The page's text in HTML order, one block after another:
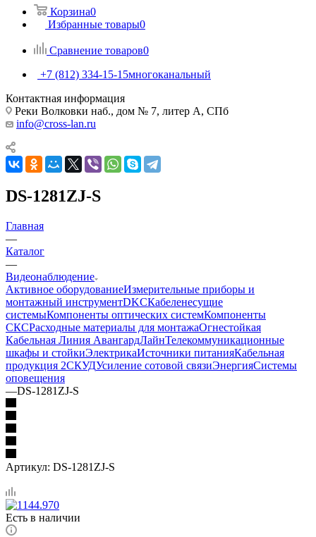
Корзина0
Избранные товары0
Сравнение товаров0
+7 (812) 334-15-15многоканальный
Контактная информация
Реки Волковки наб., дом № 7, литер А, СПб
info@cross-lan.ru
DS-1281ZJ-S
Главная
—
Каталог
—
Видеонаблюдение
Активное оборудованиеИзмерительные приборы и
монтажный инструментDKCКабеленесущие
системыКомпоненты оптических системКомпоненты
СКСРасходные материалы для монтажаОгнестойкая
Кабельная Линия АвангардЛайнТелекоммуникационные
шкафы и стойкиЭлектрикаИсточники питанияКабельная
продукция 2СКУДУсиление сотовой связиЭнергияСистемы
оповещения
—DS-1281ZJ-S
Артикул: DS-1281ZJ-S
Есть в наличии